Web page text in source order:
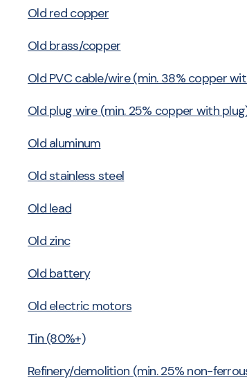
Old red copper
Old brass/copper
Old PVC cable/wire (min. 38% copper
Old plug wire (min. 25% copper with
Old aluminum
Old stainless steel
Old lead
Old zinc
Old battery
Old electric motors
Tin (80%+)
Refinery/demolition (min. 25% non-